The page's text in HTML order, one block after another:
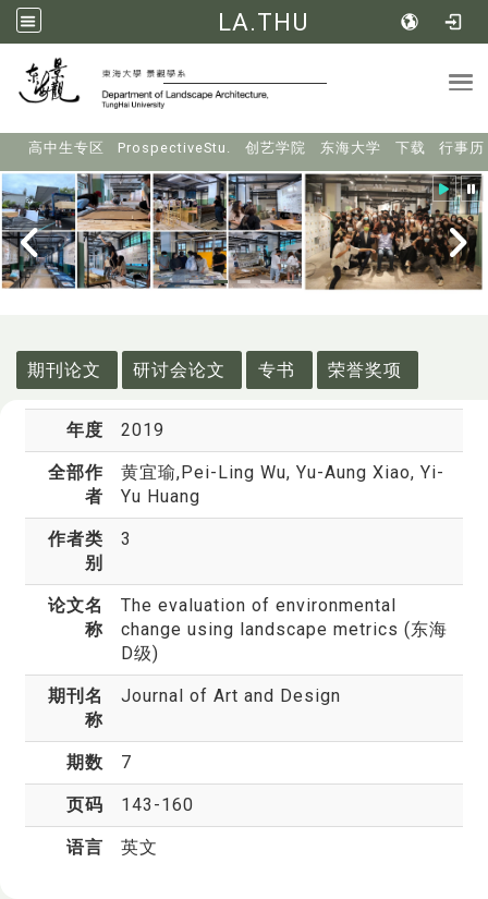
LA.THU
高中生专区 ProspectiveStu. 创艺学院 东海大学 下载 行事历
期刊论文
研讨会论文 专书 荣誉奖项
年度 2019
全部作
者
黄宜瑜,Pei-Ling Wu, Yu-Aung Xiao, Yi-
Yu Huang
作者类
别
3
论文名
称
The evaluation of environmental
change using landscape metrics (东海
D级)
期刊名
称
Journal of Art and Design
期数 7
页码 143-160
语言 英文